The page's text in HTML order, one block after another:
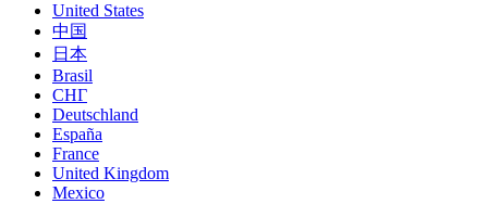
United States
中国
日本
Brasil
СНГ
Deutschland
España
France
United Kingdom
Mexico